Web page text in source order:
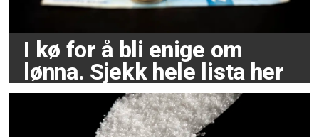
I kø for å bli enige om
lønna. Sjekk hele lista her